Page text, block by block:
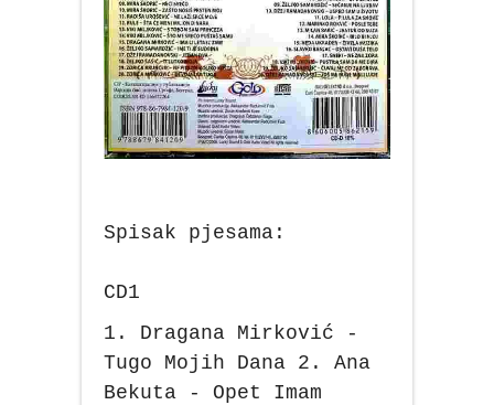
Spisak pjesama:
CD1
1. Dragana Mirković -
Tugo Mojih Dana 2. Ana
Bekuta - Opet Imam